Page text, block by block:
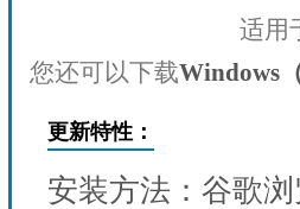
适用
您还可以下载Windows
更新特性：
安装方法：谷歌